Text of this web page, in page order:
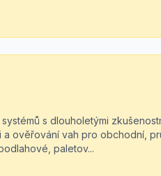
s dlouholetými
ověřování vah pro obchodní,
paletov...